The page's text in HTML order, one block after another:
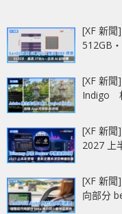
[XF 新
[XF 新
Indigo
[XF 新
2027 上
[XF 新
向部分